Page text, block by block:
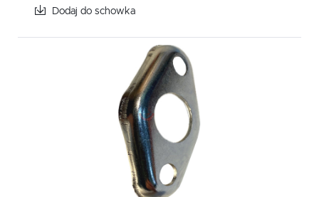
Dodaj do schowka